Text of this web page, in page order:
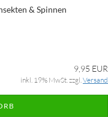
& Spinnen
9,95 EUR
inkl. 19% MwSt. zzgl.Versand